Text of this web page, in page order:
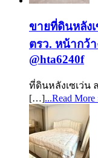
ขายที่ดินหลังเ
ตรว. หน้ากว้
@hta6240f
ที่ดินหลังเซเว่น
[…]...Read More